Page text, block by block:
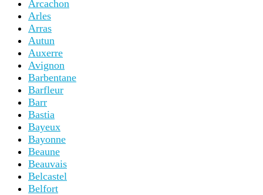
Arcachon
Arles
Arras
Autun
Auxerre
Avignon
Barbentane
Barfleur
Barr
Bastia
Bayeux
Bayonne
Beaune
Beauvais
Belcastel
Belfort